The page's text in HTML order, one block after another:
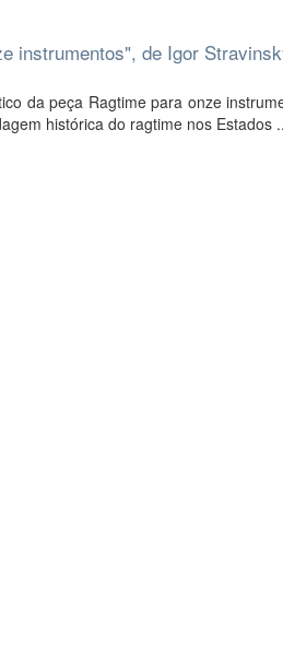
instrumentos", de Igor
da peça Ragtime para onze
histórica do ragtime nos Estados